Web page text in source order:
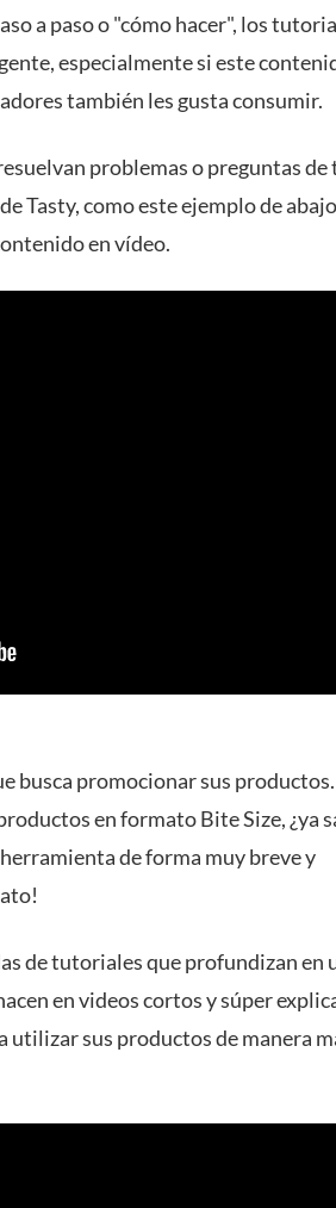
a paso o "cómo hacer", los
especialmente si este
también les gusta consumir.
problemas o preguntas de
Tasty, como este ejemplo de
en vídeo.
busca promocionar sus productos.
en formato Bite Size, ¿ya
de forma muy breve y
de tutoriales que profundizan en
en videos cortos y súper
utilizar sus productos de manera